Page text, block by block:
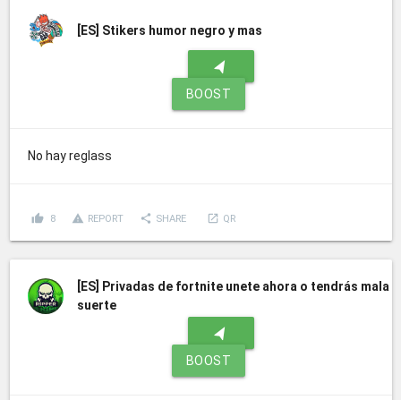
[ES] Stikers humor negro y mas
navigation
BOOST
No hay reglass
thumb_up 8 report_problem REPORT share SHARE launch QR
[ES]
Privadas de fortnite unete ahora o tendrás mala
suerte
navigation
BOOST